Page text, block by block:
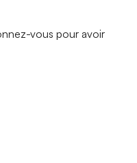
vous pour avoir